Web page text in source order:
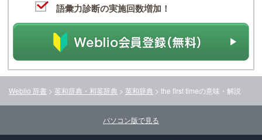
語彙力診断の実施回数増加！
Weblio 辞書 > 英和辞典・和英辞典 > 英和辞典 > the first timeの意味・解説
パソコン版で見る